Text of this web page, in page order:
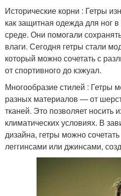
Исторические корни : Гетры
как защитная одежда для ног
среде. Они помогали
влаги. Сегодня гетры стали
который можно сочетать с
от спортивного до кэжуал.
Многообразие стилей : Гетры
разных материалов — от
тканей. Это позволяет носить
климатических условиях. В
дизайна, гетры можно
леггинсами или джинсами,